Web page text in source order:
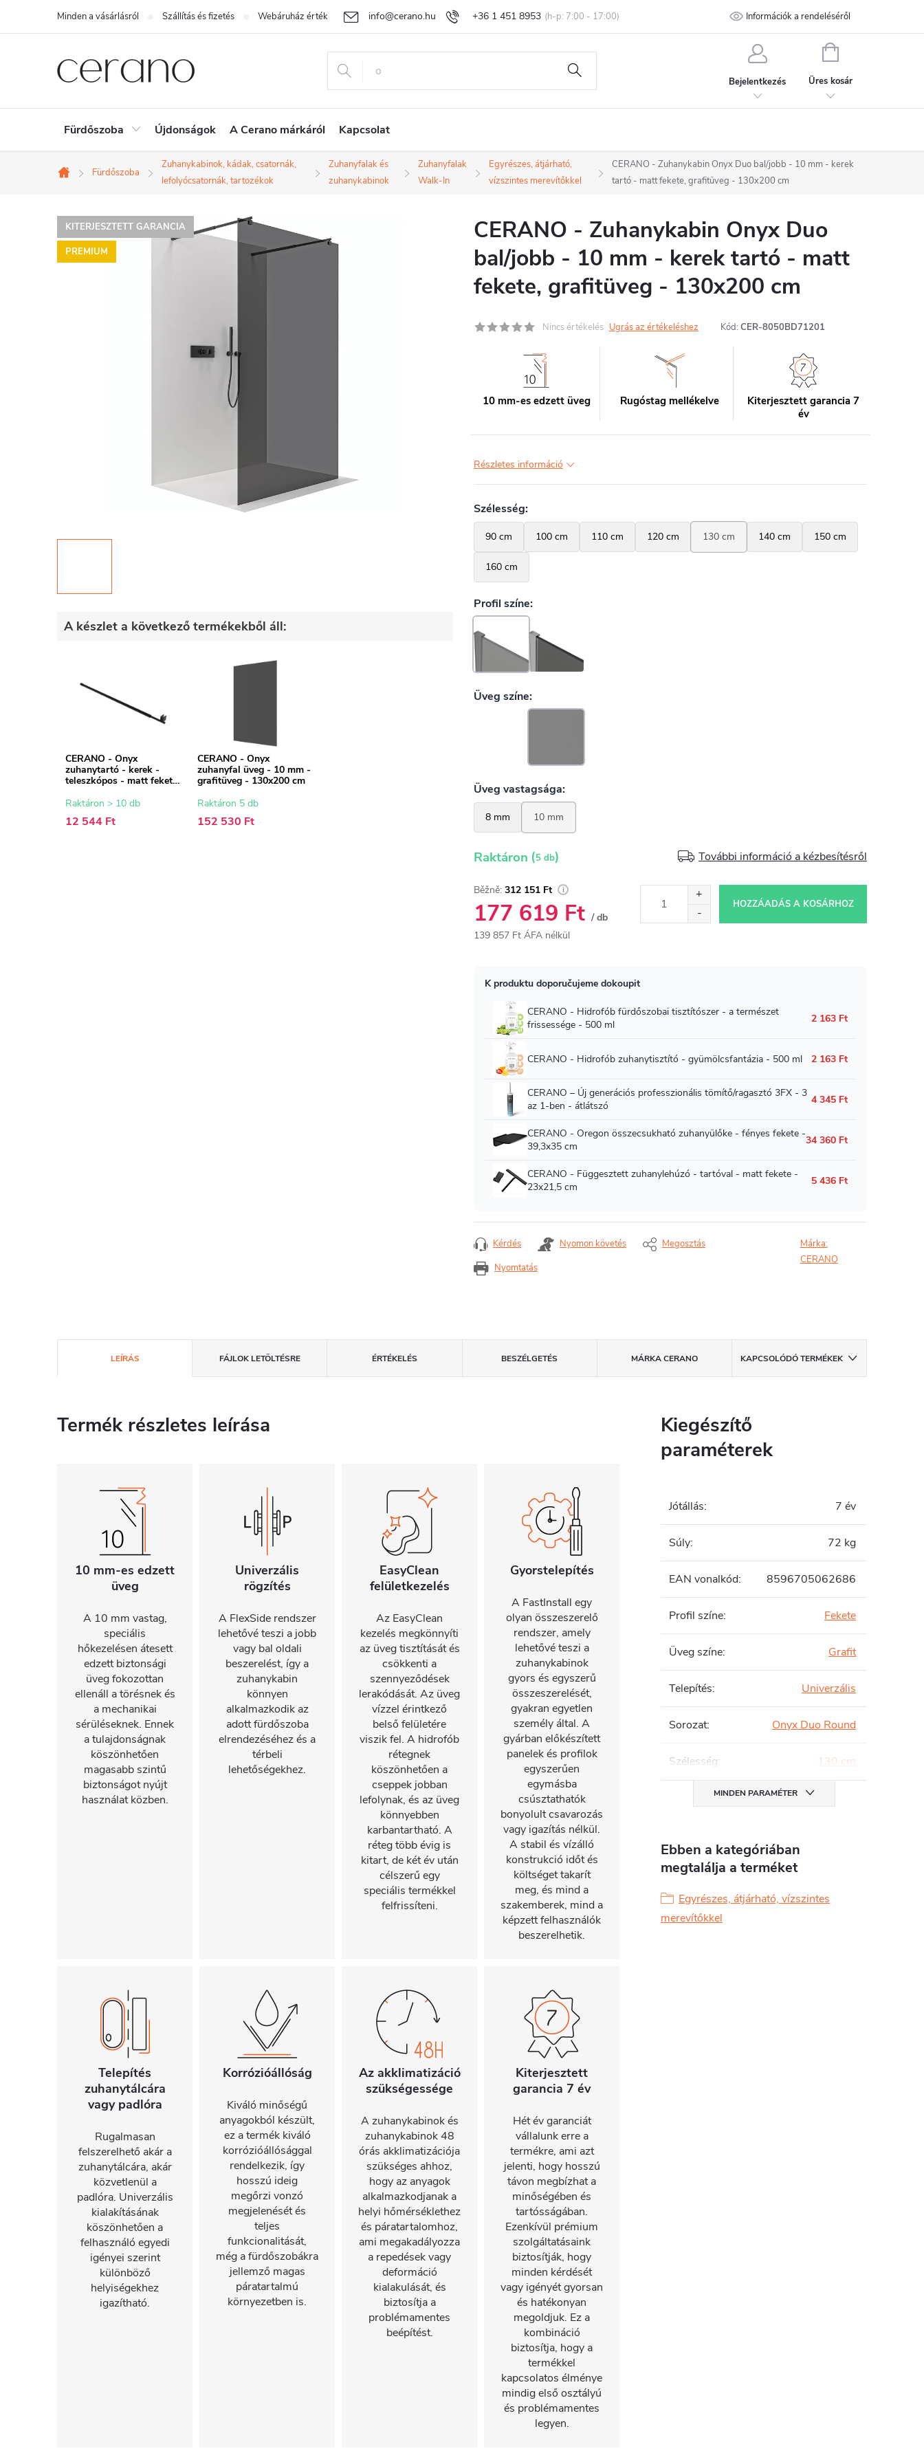
tartalomhoz
+36 1 451 8953
info@cerano.hu
Minden a vásárlásról Szállítás és fizetés Webáruház értékelése Egyedi árazás Áru visszaküldése és reklamáció Általános Szerződési Feltételek Adatvédelmi feltételek
Információk a rendeléséről
Bejelentkezés
KOSÁR
Üres kosár
Fürdőszoba Újdonságok A Cerano márkáról Kapcsolat
Kezdőlap
Fürdőszoba
Zuhanykabinok, kádak, csatornák,
lefolyócsatornák, tartozékok
Zuhanyfalak és
zuhanykabinok
Zuhanyfalak
Walk-In
Egyrészes, átjárható,
vízszintes merevítőkkel
CERANO - Zuhanykabin Onyx Duo bal/jobb - 10 mm - kerek
tartó - matt fekete, grafitüveg - 130x200 cm
KITERJESZTETT GARANCIA
PREMIUM
A készlet a következő termékekből áll:
CERANO - Onyx
zuhanytartó - kerek -
teleszkópos - matt fekete
Raktáron > 10 db
12 544 Ft
CERANO - Onyx
zuhanyfal üveg - 10 mm -
grafitüveg - 130x200 cm
Raktáron 5 db
152 530 Ft
CERANO - Zuhanykabin Onyx Duo
bal/jobb - 10 mm - kerek tartó - matt
fekete, grafitüveg - 130x200 cm
Nincs értékelés Ugrás az értékeléshez Kód: CER-8050BD71201
10 mm-es edzett üveg Rugóstag mellékelve
Kiterjesztett garancia 7
év
Részletes információ
Raktáron (5 db) További információ a kézbesítésről
312 151 Ft
177 619 Ft / db
139 857 Ft ÁFA nélkül
HOZZÁADÁS A KOSÁRHOZ
Nyomtatás
Kérdés Nyomon követés Megosztás
Márka:
CERANO
LEÍRÁS FÁJLOK LETÖLTÉSRE ÉRTÉKELÉS BESZÉLGETÉS MÁRKACERANO KAPCSOLÓDÓ TERMÉKEK
Termék részletes leírása
10 mm-es edzett
üveg
A 10 mm vastag,
speciális
hőkezelésen átesett
edzett biztonsági
üveg fokozottan
ellenáll a törésnek és
a mechanikai
sérüléseknek. Ennek
a tulajdonságnak
köszönhetően
magasabb szintű
biztonságot nyújt
használat közben.
Univerzális
rögzítés
A FlexSide rendszer
lehetővé teszi a jobb
vagy bal oldali
beszerelést, így a
zuhanykabin
könnyen
alkalmazkodik az
adott fürdőszoba
elrendezéséhez és a
térbeli
lehetőségekhez.
EasyClean
felületkezelés
Az EasyClean
kezelés megkönnyíti
az üveg tisztítását és
csökkenti a
szennyeződések
lerakódását. Az üveg
vízzel érintkező
belső felületére
viszik fel. A hidrofób
rétegnek
köszönhetően a
cseppek jobban
lefolynak, és az üveg
könnyebben
karbantartható. A
réteg több évig is
kitart, de két év után
célszerű egy
speciális termékkel
felfrissíteni.
Gyorstelepítés
A FastInstall egy
olyan összeszerelő
rendszer, amely
lehetővé teszi a
zuhanykabinok
gyors és egyszerű
összeszerelését,
gyakran egyetlen
személy által. A
gyárban előkészített
panelek és profilok
egyszerűen
egymásba
csúsztathatók
bonyolult csavarozás
vagy igazítás nélkül.
A stabil és vízálló
konstrukció időt és
költséget takarít
meg, és mind a
szakemberek, mind a
képzett felhasználók
beszerelhetik.
Telepítés
zuhanytálcára
vagy padlóra
Rugalmasan
felszerelhető akár a
zuhanytálcára, akár
közvetlenül a
padlóra. Univerzális
kialakításának
köszönhetően a
felhasználó egyedi
igényei szerint
különböző
helyiségekhez
igazítható.
Korrózióállóság
Kiváló minőségű
anyagokból készült,
ez a termék kiváló
korrózióállósággal
rendelkezik, így
hosszú ideig
megőrzi vonzó
megjelenését és
teljes
funkcionalitását,
még a fürdőszobákra
jellemző magas
páratartalmú
környezetben is.
Az akklimatizáció
szükségessége
A zuhanykabinok és
zuhanykabinok 48
órás akklimatizációja
szükséges ahhoz,
hogy az anyagok
alkalmazkodjanak a
helyi hőmérséklethez
és páratartalomhoz,
ami megakadályozza
a repedések vagy
deformáció
kialakulását, és
biztosítja a
problémamentes
beépítést.
Kiterjesztett
garancia 7 év
Hét év garanciát
vállalunk erre a
termékre, ami azt
jelenti, hogy hosszú
távon megbízhat a
minőségében és
tartósságában.
Ezenkívül prémium
szolgáltatásaink
biztosítják, hogy
minden kérdését
vagy igényét gyorsan
és hatékonyan
megoldjuk. Ez a
kombináció
biztosítja, hogy a
termékkel
kapcsolatos élménye
mindig első osztályú
és problémamentes
legyen.
Kiegészítő
paraméterek
Jótállás: 7 év
Súly: 72 kg
EAN vonalkód: 8596705062686
Profil színe: Fekete
Üveg színe: Grafit
Telepítés: Univerzális
Sorozat: Onyx Duo Round
Szélesség: 130 cm
MINDEN PARAMÉTER
Ebben a kategóriában
megtalálja a terméket
Egyrészes, átjárható, vízszintes
merevítőkkel